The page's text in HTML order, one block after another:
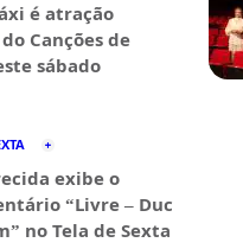
é atração
Canções de
sábado
exibe o
“Livre – Duc
no Tela de Sexta